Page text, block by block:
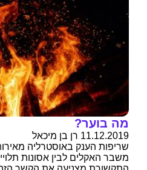
מה בוער?
11.12.2019 רן בן מיכאל
שריפות הענק באוסטרליה
משבר האקלים לבין אסונות